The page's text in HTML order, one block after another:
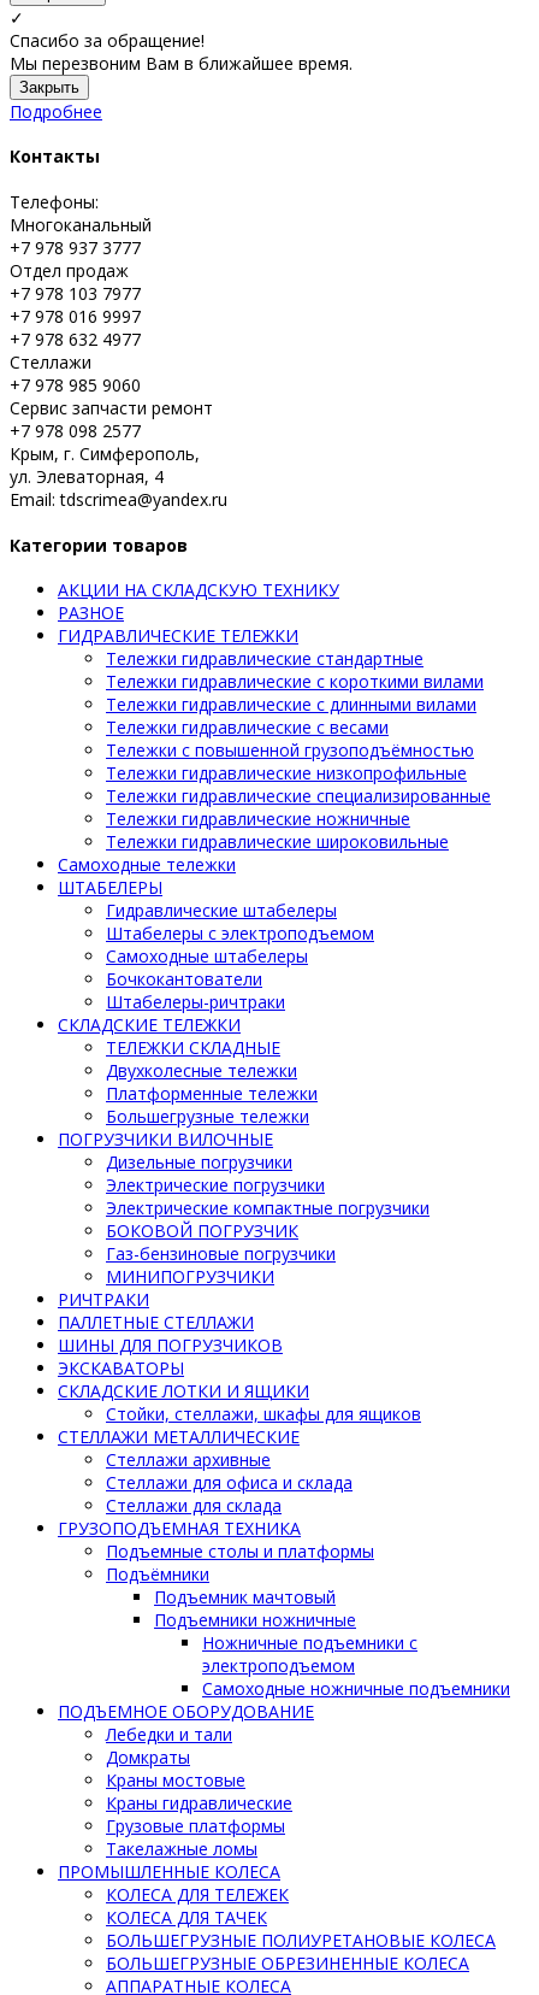
✓
Спасибо за обращение!
Мы перезвоним Вам в ближайшее время.
Закрыть
Подробнее
Контакты
Телефоны:
Многоканальный
+7 978 937 3777
Отдел продаж
+7 978 103 7977
+7 978 016 9997
+7 978 632 4977
Стеллажи
+7 978 985 9060
Сервис запчасти ремонт
+7 978 098 2577
Крым, г. Симферополь,
ул. Элеваторная, 4
Email: tdscrimea@yandex.ru
Категории товаров
АКЦИИ НА СКЛАДСКУЮ ТЕХНИКУ
РАЗНОЕ
ГИДРАВЛИЧЕСКИЕ ТЕЛЕЖКИ
Тележки гидравлические стандартные
Тележки гидравлические с короткими вилами
Тележки гидравлические с длинными вилами
Тележки гидравлические с весами
Тележки с повышенной грузоподъёмностью
Тележки гидравлические низкопрофильные
Тележки гидравлические специализированные
Тележки гидравлические ножничные
Тележки гидравлические широковильные
Самоходные тележки
ШТАБЕЛЕРЫ
Гидравлические штабелеры
Штабелеры с электроподъемом
Самоходные штабелеры
Бочкокантователи
Штабелеры-ричтраки
СКЛАДСКИЕ ТЕЛЕЖКИ
ТЕЛЕЖКИ СКЛАДНЫЕ
Двухколесные тележки
Платформенные тележки
Большегрузные тележки
ПОГРУЗЧИКИ ВИЛОЧНЫЕ
Дизельные погрузчики
Электрические погрузчики
Электрические компактные погрузчики
БОКОВОЙ ПОГРУЗЧИК
Газ-бензиновые погрузчики
МИНИПОГРУЗЧИКИ
РИЧТРАКИ
ПАЛЛЕТНЫЕ СТЕЛЛАЖИ
ШИНЫ ДЛЯ ПОГРУЗЧИКОВ
ЭКСКАВАТОРЫ
СКЛАДСКИЕ ЛОТКИ И ЯЩИКИ
Стойки, стеллажи, шкафы для ящиков
СТЕЛЛАЖИ МЕТАЛЛИЧЕСКИЕ
Стеллажи архивные
Стеллажи для офиса и склада
Стеллажи для склада
ГРУЗОПОДЪЕМНАЯ ТЕХНИКА
Подъемные столы и платформы
Подъёмники
Подъемник мачтовый
Подъемники ножничные
Ножничные подъемники с
электроподъемом
Самоходные ножничные подъемники
ПОДЪЕМНОЕ ОБОРУДОВАНИЕ
Лебедки и тали
Домкраты
Краны мостовые
Краны гидравлические
Грузовые платформы
Такелажные ломы
ПРОМЫШЛЕННЫЕ КОЛЕСА
КОЛЕСА ДЛЯ ТЕЛЕЖЕК
КОЛЕСА ДЛЯ ТАЧЕК
БОЛЬШЕГРУЗНЫЕ ПОЛИУРЕТАНОВЫЕ КОЛЕСА
БОЛЬШЕГРУЗНЫЕ ОБРЕЗИНЕННЫЕ КОЛЕСА
АППАРАТНЫЕ КОЛЕСА